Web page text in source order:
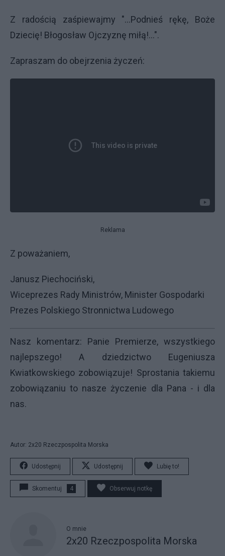
Z radością zaśpiewajmy "...Podnieś rękę, Boże
Dziecię! Błogosław Ojczyznę miłą!...".
Zapraszam do obejrzenia życzeń:
Reklama
Z poważaniem,
Janusz Piechociński,
Wiceprezes Rady Ministrów, Minister Gospodarki
Prezes Polskiego Stronnictwa Ludowego
Nasz komentarz: Panie Premierze, wszystkiego
najlepszego! A dziedzictwo Eugeniusza
Kwiatkowskiego zobowiązuje! Sprostania takiemu
zobowiązaniu to nasze życzenie dla Pana - i dla
nas.
Autor: 2x20 Rzeczpospolita Morska
Udostępnij Udostępnij Lubię to!
Skomentuj 4 Obserwuj notkę
O mnie
2x20 Rzeczpospolita Morska